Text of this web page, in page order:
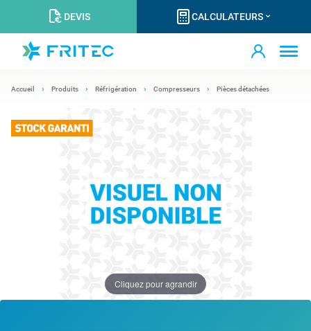
DEVIS CALCULATEURS
Accueil Produits Réfrigération Compresseurs Pièces détachées
Cliquez pour agrandir